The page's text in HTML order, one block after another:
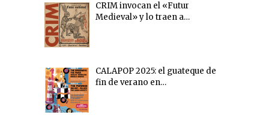
CRIM invocan el «Futur
Medieval» y lo traen a…
CALAPOP 2025: el guateque de
fin de verano en…